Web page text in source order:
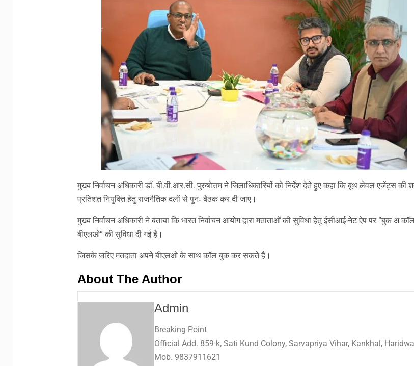
मुख्य निर्वाचन अधिकारी डॉ. बी.वी.आर.सी. पुरुषोत्तम ने जिलाधिकारियों को निर्देश देते हुए कहा कि बूथ लेवल एजेंट्स की
प्रतिशत नियुक्ति हेतु राजनैतिक दलों से पुनः बैठक कर दी जाए।
मुख्य निर्वाचन अधिकारी ने बताया कि भारत निर्वाचन आयोग द्वारा मताताओं की सुविधा हेतु ईसीआई-नेट ऐप पर ”बुक अ
बीएलओ“ की सुविधा दी गई है।
जिसके जरिए मतदाता अपने बीएलओ के साथ कॉल बुक कर सकते हैं।
About The Author
Admin
Breaking Point
Official Add. 859-k, Sati Kund Colony, Sarvapriya Vihar, Kankhal,
Mob. 9837911621